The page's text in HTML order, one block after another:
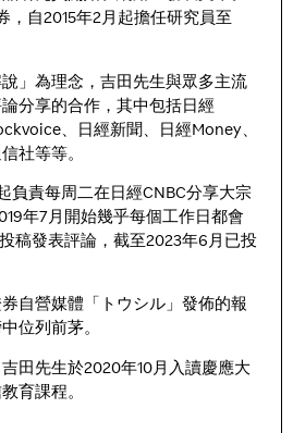
，自2015年2月起擔任研究員至
」為理念，吉田先生與眾多主流
分享的合作，其中包括日經
、日經新聞、日經Money、
社等等。
負責每周二在日經CNBC分享大宗
年7月開始幾乎每個工作日都會
稿發表評論，截至2023年6月已投
自營媒體「トウシル」發佈的報
位列前茅。
田先生於2020年10月入讀慶應大
育課程。